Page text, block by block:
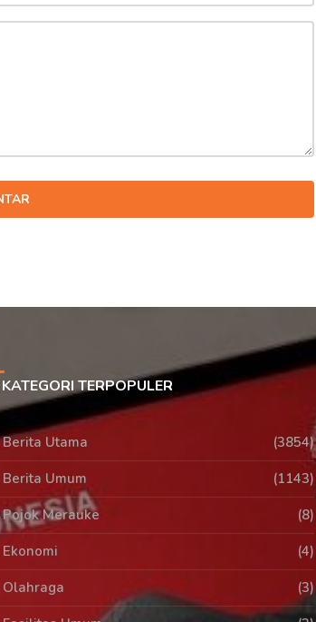
KATEGORI TERPOPULER
Berita Utama
(3854)
Berita Umum
(1143)
Pojok Merauke
(8)
Ekonomi
(4)
Olahraga
(3)